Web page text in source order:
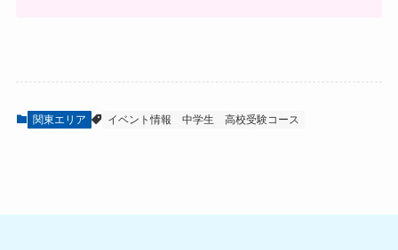
関東エリア イベント情報 中学生 高校受験コース